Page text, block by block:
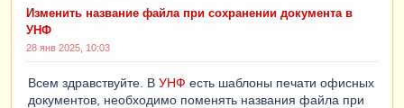
Изменить название файла при сохранении документа в
УНФ
28 янв 2025, 10:03
Всем здравствуйте. В УНФ есть шаблоны печати офисных
документов, необходимо поменять названия файла при